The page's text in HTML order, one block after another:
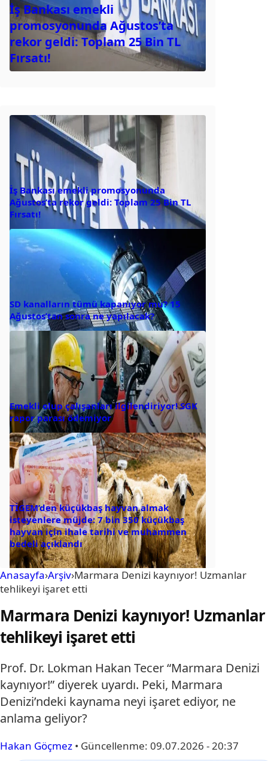
İş Bankası emekli
promosyonunda Ağustos’ta
rekor geldi: Toplam 25 Bin TL
Fırsatı!
İş Bankası emekli promosyonunda
Ağustos’ta rekor geldi: Toplam 25 Bin TL
Fırsatı!
SD kanalların tümü kapanıyor mu? 15
Ağustos’tan sonra ne yapılacak?
Emekli olup çalışanları ilgilendiriyor! SGK
rapor parası ödemiyor
TİGEM’den küçükbaş hayvan almak
isteyenlere müjde: 7 bin 350 küçükbaş
hayvan için ihale tarihi ve muhammen
bedeli açıklandı
Anasayfa›Arşiv›Marmara Denizi kaynıyor! Uzmanlar
tehlikeyi işaret etti
Marmara Denizi kaynıyor! Uzmanlar
tehlikeyi işaret etti
Prof. Dr. Lokman Hakan Tecer “Marmara Denizi
kaynıyor!” diyerek uyardı. Peki, Marmara
Denizi’ndeki kaynama neyi işaret ediyor, ne
anlama geliyor?
Hakan Göçmez • Güncellenme: 09.07.2026 - 20:37